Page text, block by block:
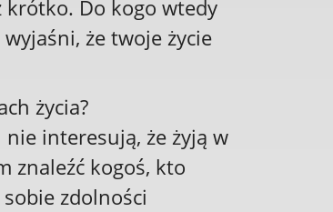
krótko. Do kogo wtedy
że twoje życie
życia?
interesują, że żyją w
znaleźć kogoś, kto
zdolności